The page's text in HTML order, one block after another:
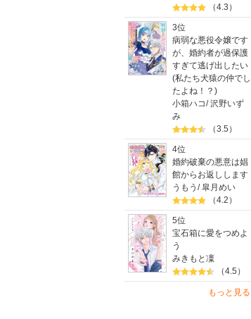
（4.3）
3位
病弱な悪役令嬢です
が、婚約者が過保護
すぎて逃げ出したい
(私たち犬猿の仲でし
たよね！？)
小箱ハコ/沢野いず
み
（3.5）
4位
婚約破棄の悪意は娼
館からお返しします
うもう /皐月めい
（4.2）
5位
宝石箱に愛をつめよ
う
みきもと凜
（4.5）
もっと見る